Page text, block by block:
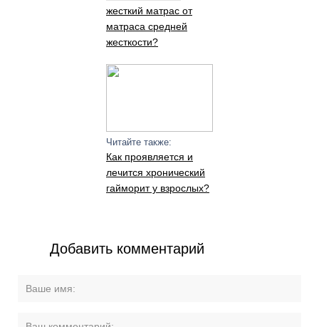
жесткий матрас от
матраса средней
жесткости?
Читайте также:
Как проявляется и
лечится хронический
гайморит у взрослых?
Добавить комментарий